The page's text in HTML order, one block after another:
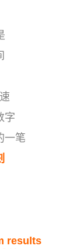
字
一笔
results